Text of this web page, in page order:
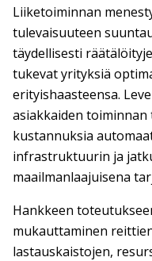
Liiketoiminnan
tulevaisuuteen
täydellisesti
tukevat yrityksiä
erityishaasteensa.
asiakkaiden
kustannuksia
infrastruktuurin ja
maailmanlaajuisena
Hankkeen
mukauttaminen
lastauskaistojen,